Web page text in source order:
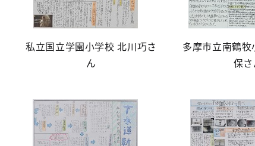
私立国立学園小学校 北川巧さ
ん
多摩市立南鶴
保